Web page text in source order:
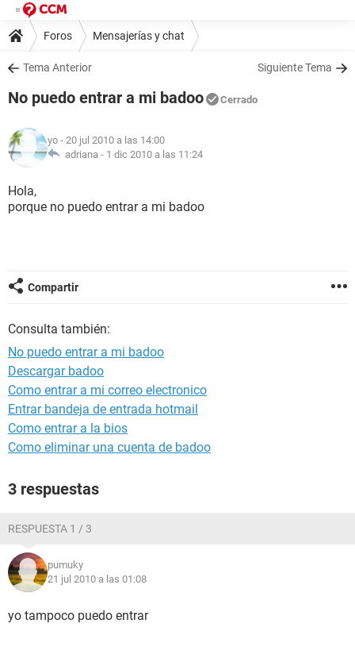
Foros Mensajerías y chat
Tema Anterior Siguiente Tema
No puedo entrar a mi badoo Cerrado
yo - 20 jul 2010 a las 14:00
adriana - 1 dic 2010 a las 11:24
Hola,
porque no puedo entrar a mi badoo
Compartir
Consulta también:
No puedo entrar a mi badoo
Descargar badoo
Como entrar a mi correo electronico
Entrar bandeja de entrada hotmail
Como entrar a la bios
Como eliminar una cuenta de badoo
3 respuestas
RESPUESTA 1 / 3
pumuky
21 jul 2010 a las 01:08
yo tampoco puedo entrar